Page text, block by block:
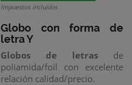
Impuestos incluidos
Globo con forma de
letra Y
Globos de letras de
poliamida/foil con excelente
relación calidad/precio.